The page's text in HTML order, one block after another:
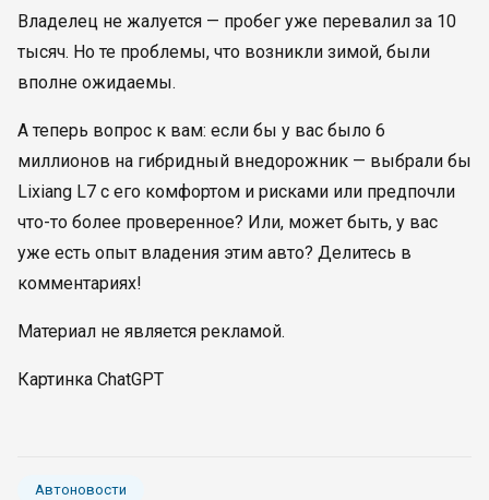
Владелец не жалуется — пробег уже перевалил за 10
тысяч. Но те проблемы, что возникли зимой, были
вполне ожидаемы.
А теперь вопрос к вам: если бы у вас было 6
миллионов на гибридный внедорожник — выбрали бы
Lixiang L7 с его комфортом и рисками или предпочли
что-то более проверенное? Или, может быть, у вас
уже есть опыт владения этим авто? Делитесь в
комментариях!
Материал не является рекламой.
Картинка ChatGPT
Автоновости